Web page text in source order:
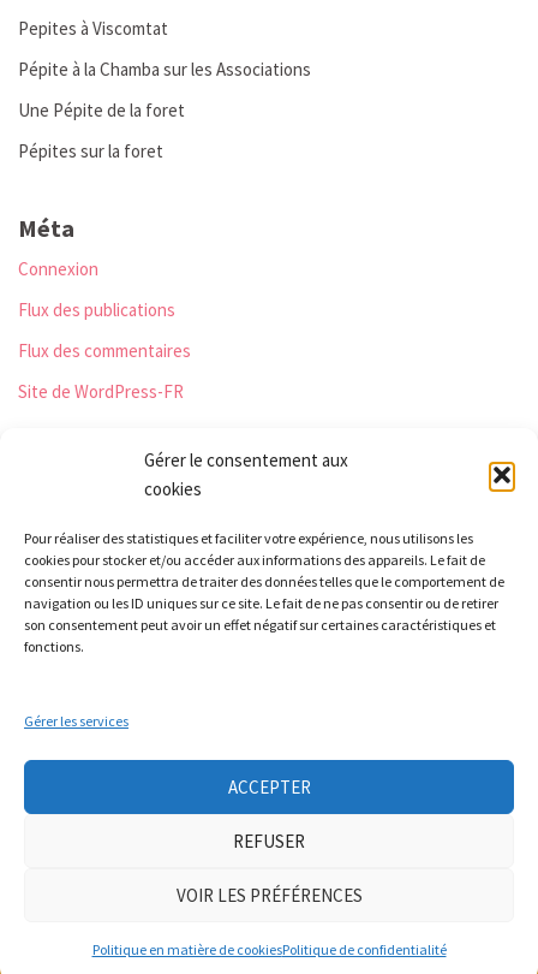
Gérer le consentement aux
cookies
Pour réaliser des statistiques et faciliter votre expérience, nous utilisons les
cookies pour stocker et/ou accéder aux informations des appareils. Le fait de
consentir nous permettra de traiter des données telles que le comportement de
navigation ou les ID uniques sur ce site. Le fait de ne pas consentir ou de retirer
son consentement peut avoir un effet négatif sur certaines caractéristiques et
fonctions.
Gérer les services
ACCEPTER
REFUSER
VOIR LES PRÉFÉRENCES
Politique en matière de cookiesPolitique de confidentialité
Pepites à Viscomtat
Pépite à la Chamba sur les Associations
Une Pépite de la foret
Pépites sur la foret
Méta
Connexion
Flux des publications
Flux des commentaires
Site de WordPress-FR
Le Relais
21 rue Peurière
42440 Noirétable
contact[a]lesmontsquipetillent.org
Collectif LA TERRE
Groupe Nourrir
Ateliers auto-réparation de vélos
Mobicar42
Nous contacter
Mentions légales|politique de confidentialité